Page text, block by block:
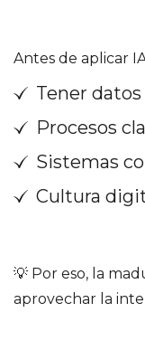
Antes de aplicar
Tener
Procesos
Sistemas
Cultura
💡 Por eso, la
aprovechar la